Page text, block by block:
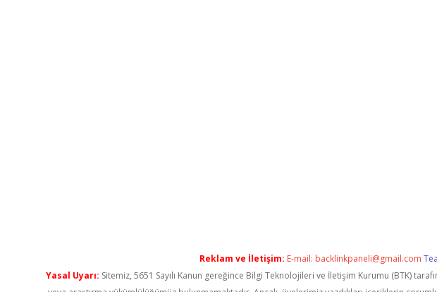
Reklam ve İletişim: E-mail: backlinkpaneli@gmail.com
Yasal Uyarı: Sitemiz, 5651 Sayılı Kanun gereğince Bilgi Teknolojileri ve İletişim Kurumu (BTK)